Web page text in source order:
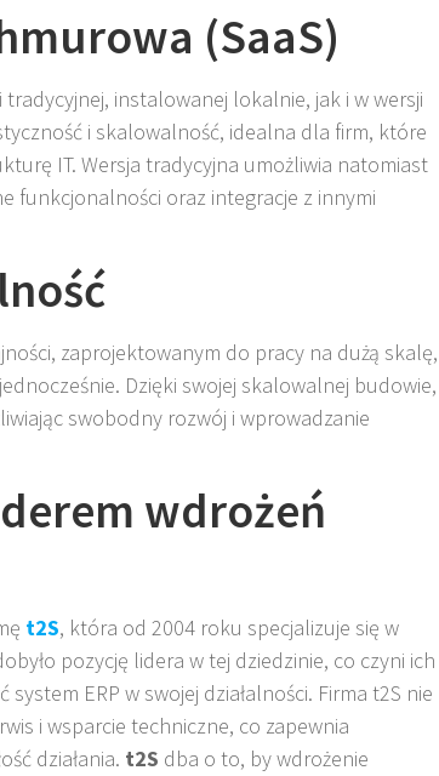
(SaaS)
instalowanej lokalnie, jak i w wersji
i skalowalność, idealna dla firm, które
IT. Wersja tradycyjna umożliwia natomiast
funkcjonalności oraz integracje z innymi
zaprojektowanym do pracy na dużą skalę,
Dzięki swojej skalowalnej budowie,
swobodny rozwój i wprowadzanie
wdrożeń
t2S, która od 2004 roku specjalizuje się w
pozycję lidera w tej dziedzinie, co czyni ich
ERP w swojej działalności. Firma t2S nie
i wsparcie techniczne, co zapewnia
działania. t2S dba o to, by wdrożenie